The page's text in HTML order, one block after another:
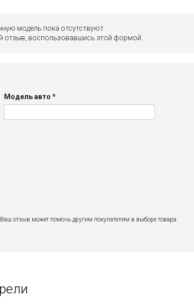
модель пока отсутствуют.
отзыв, воспользовавшись этой формой.
Модель авто*
отзыв может помочь другим покупателям в выборе товара.